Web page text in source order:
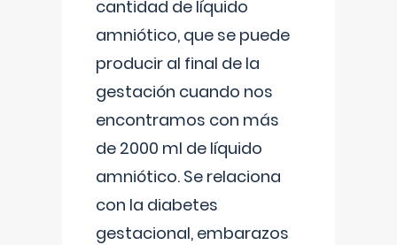
cantidad de líquido
amniótico, que se puede
producir al final de la
gestación cuando nos
encontramos con más
de 2000 ml de líquido
amniótico. Se relaciona
con la diabetes
gestacional, embarazos